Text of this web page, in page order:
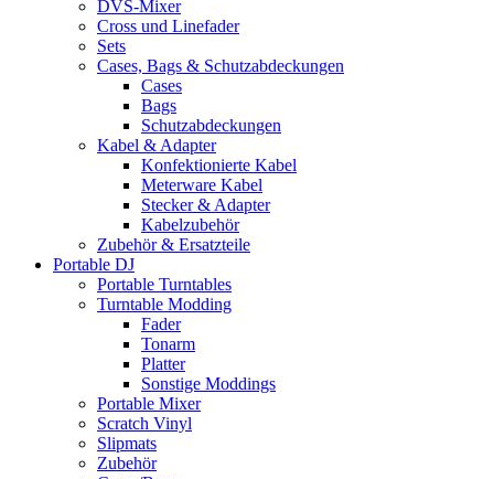
DVS-Mixer
Cross und Linefader
Sets
Cases, Bags & Schutzabdeckungen
Cases
Bags
Schutzabdeckungen
Kabel & Adapter
Konfektionierte Kabel
Meterware Kabel
Stecker & Adapter
Kabelzubehör
Zubehör & Ersatzteile
Portable DJ
Portable Turntables
Turntable Modding
Fader
Tonarm
Platter
Sonstige Moddings
Portable Mixer
Scratch Vinyl
Slipmats
Zubehör